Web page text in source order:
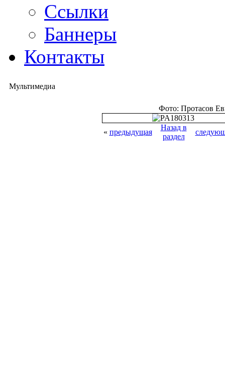
Ссылки
Баннеры
Контакты
Мультимедиа
Фото: Протасов
« предыдущая
Назад в
раздел